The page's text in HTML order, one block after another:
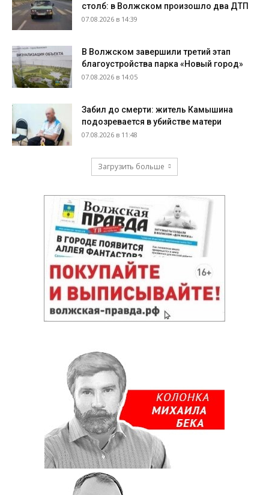
столб: в Волжском произошло два ДТП
07.08.2026 в 14:39
В Волжском завершили третий этап
благоустройства парка «Новый город»
07.08.2026 в 14:05
Забил до смерти: житель Камышина
подозревается в убийстве матери
07.08.2026 в 11:48
Загрузить больше